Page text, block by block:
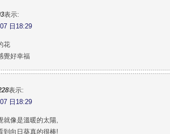
表示:
日18:29
花
覺好幸福
表示:
日18:29
就像是溫暖的太陽,
到向日葵真的很棒!